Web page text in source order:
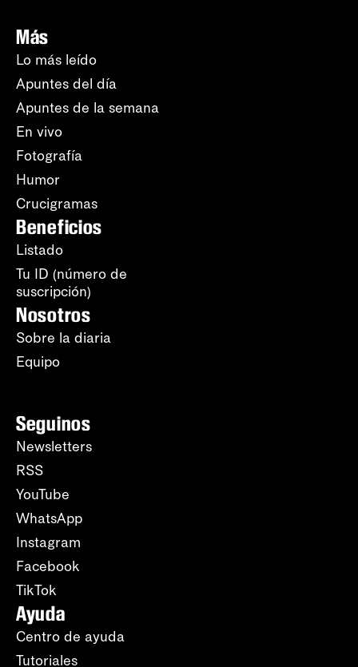
Más
Lo más leído
Apuntes del día
Apuntes de la semana
En vivo
Fotografía
Humor
Crucigramas
Beneficios
Listado
Tu ID (número de
suscripción)
Nosotros
Sobre la diaria
Equipo
Seguinos
Newsletters
RSS
YouTube
WhatsApp
Instagram
Facebook
TikTok
Ayuda
Centro de ayuda
Tutoriales